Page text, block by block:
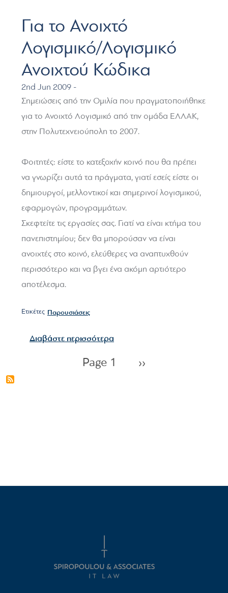
Για το Ανοιχτό
Λογισμικό/Λογισμικό
Ανοιχτού Κώδικα
2nd Jun 2009 -
Σημειώσεις από την Ομιλία που πραγματοποιήθηκε
για το Ανοιχτό Λογισμικό από την ομάδα ΕΛΛΑΚ,
στην Πολυτεχνειούπολη το 2007.
Φοιτητές: είστε το κατεξοχήν κοινό που θα πρέπει
να γνωρίζει αυτά τα πράγματα, γιατί εσείς είστε οι
δημιουργοί, μελλοντικοί και σημερινοί λογισμικού,
εφαρμογών, προγραμμάτων.
Σκεφτείτε τις εργασίες σας. Γιατί να είναι κτήμα του
πανεπιστημίου; δεν θα μπορούσαν να είναι
ανοιχτές στο κοινό, ελεύθερες να αναπτυχθούν
περισσότερο και να βγει ένα ακόμη αρτιότερο
αποτέλεσμα.
Ετικέτες Παρουσιάσεις
Διαβάστε περισσότερα
ΣελιδοποίησηPage 1 Next page
››